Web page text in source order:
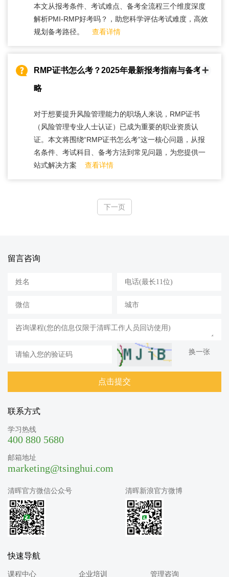
本文从报考条件、考试难点、备考全流程三个维度深度
解析PMI-RMP好考吗？，助您科学评估考试难度，高效
规划备考路径。 查看详情
RMP证书怎么考？2025年最新报考指南与备考策
略
对于想要提升风险管理能力的职场人来说，RMP证书
（风险管理专业人士认证）已成为重要的职业资质认
证。本文将围绕“RMP证书怎么考”这一核心问题，从报
名条件、考试科目、备考方法到常见问题，为您提供一
站式解决方案 查看详情
下一页
留言咨询
换一张
联系方式
学习热线
400 880 5680
邮箱地址
marketing@tsinghui.com
清晖官方微信公众号 清晖新浪官方微博
快速导航
课程中心 企业培训 管理咨询